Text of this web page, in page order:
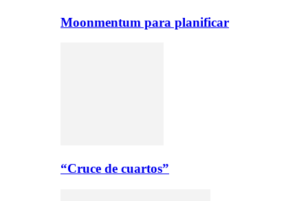
Moonmentum para planificar
“Cruce de cuartos”